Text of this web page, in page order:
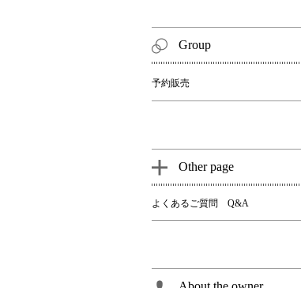
Group
予約販売
Other page
よくあるご質問 Q&A